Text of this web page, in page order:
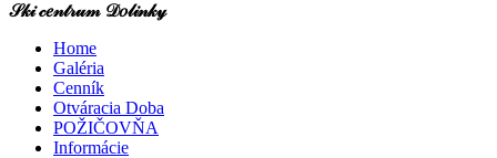
𝒮𝓀𝒾 𝒸𝑒𝓃𝓉𝓇𝓊𝓂 𝒟𝑜𝓁𝒾𝓃𝓀𝓎
Home
Galéria
Cenník
Otváracia Doba
POŽIČOVŇA
Informácie